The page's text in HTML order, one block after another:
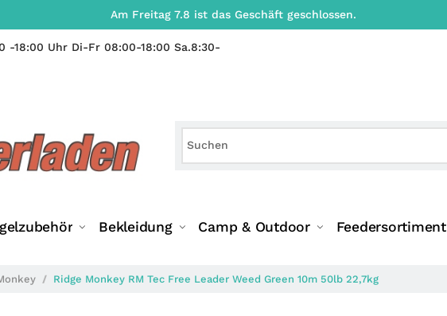
Am Freitag 7.8 ist das Geschäft geschlossen.
-18:00 Uhr Di-Fr 08:00-18:00 Sa.8:30-
Bekleidung Camp & Outdoor Feedersortiment
Ridge Monkey RM Tec Free Leader Weed Green 10m 50lb 22,7kg